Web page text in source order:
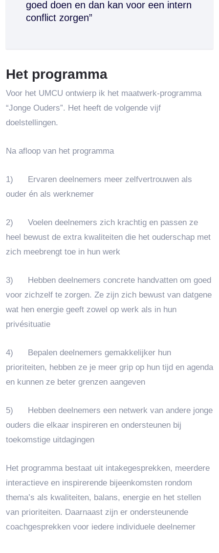
goed doen en dan kan voor een intern
conflict zorgen”
Het programma
Voor het UMCU ontwierp ik het maatwerk-programma
“Jonge Ouders”. Het heeft de volgende vijf
doelstellingen.
Na afloop van het programma
1)
Ervaren deelnemers meer zelfvertrouwen als
ouder én als werknemer
2)
Voelen deelnemers zich krachtig en passen ze
heel bewust de extra kwaliteiten die het ouderschap met
zich meebrengt toe in hun werk
3)
Hebben deelnemers concrete handvatten om goed
voor zichzelf te zorgen. Ze zijn zich bewust van datgene
wat hen energie geeft zowel op werk als in hun
privésituatie
4)
Bepalen deelnemers gemakkelijker hun
prioriteiten, hebben ze je meer grip op hun tijd en agenda
en kunnen ze beter grenzen aangeven
5)
Hebben deelnemers een netwerk van andere jonge
ouders die elkaar inspireren en ondersteunen bij
toekomstige uitdagingen
Het programma bestaat uit intakegesprekken, meerdere
interactieve en inspirerende bijeenkomsten rondom
thema’s als kwaliteiten, balans, energie en het stellen
van prioriteiten. Daarnaast zijn er ondersteunende
coachgesprekken voor iedere individuele deelnemer